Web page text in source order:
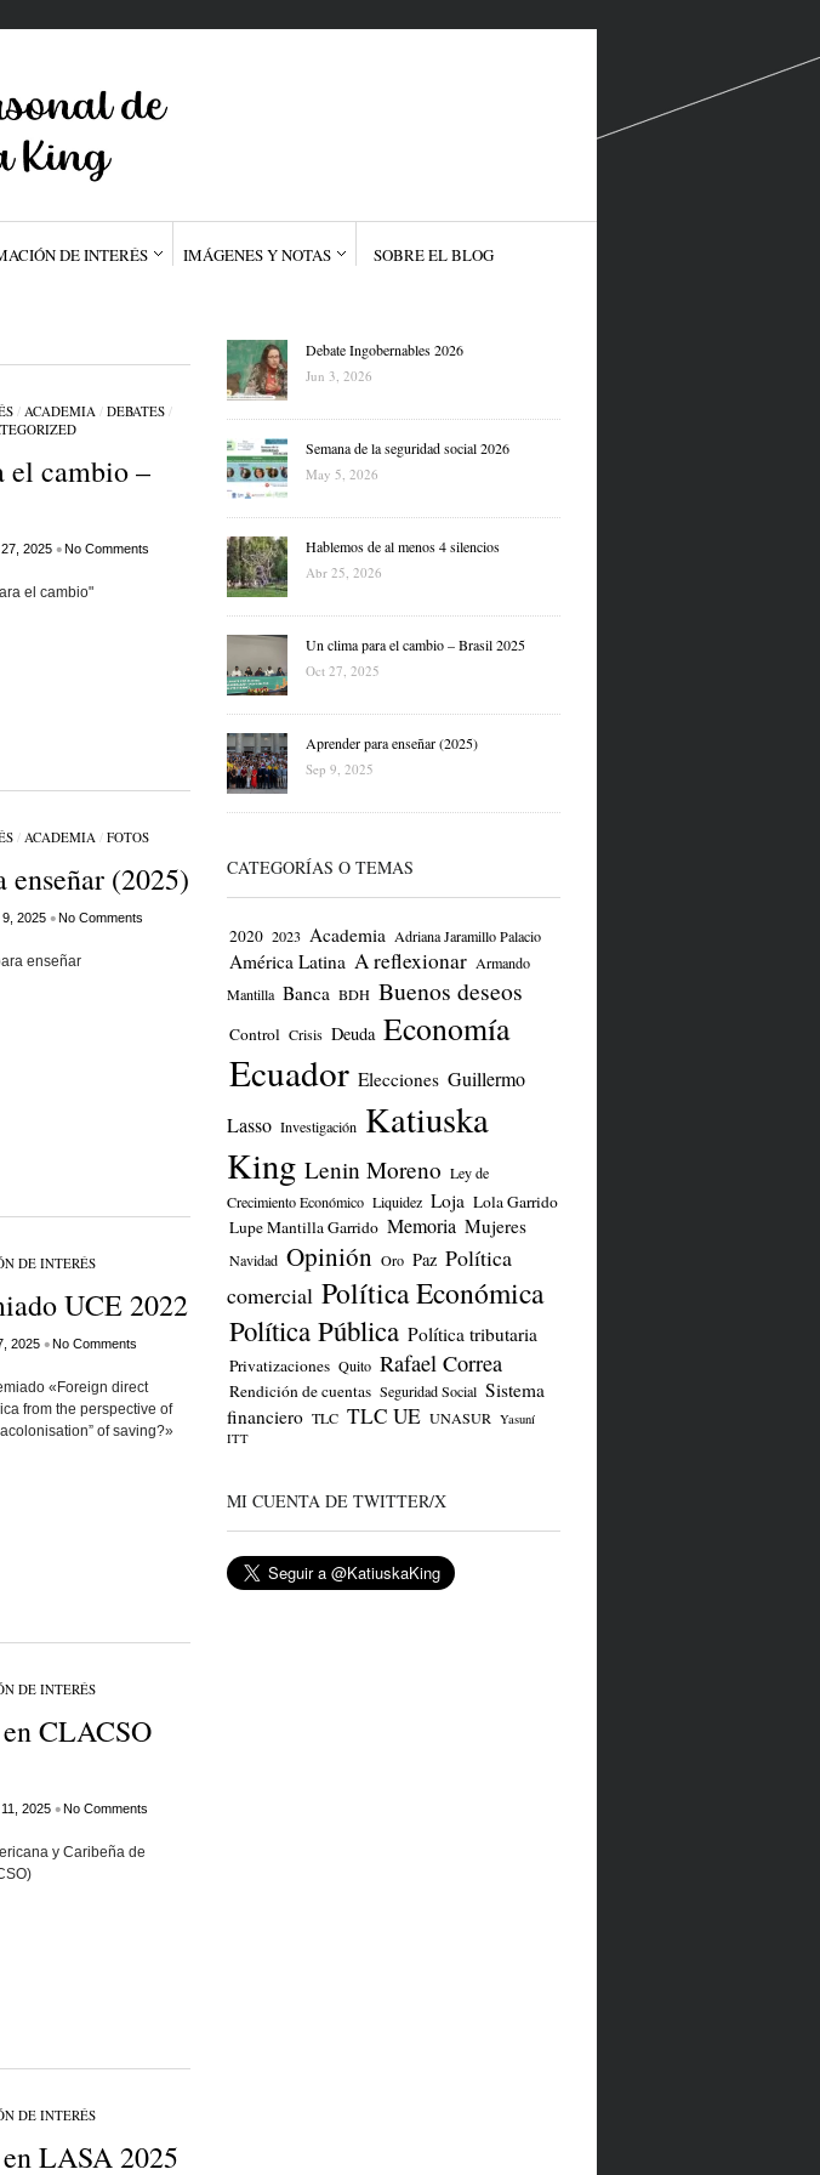
DE INTERÉS IMÁGENES Y NOTAS SOBRE EL BLOG
/ ACADEMIA/ DEBATES/
el cambio –
2025 •No Comments
el cambio"
/ ACADEMIA/ FOTOS
enseñar (2025)
2025 •No Comments
enseñar
DE INTERÉS
UCE 2022
2025 •No Comments
«Foreign direct
from the perspective of
of saving?»
DE INTERÉS
CLACSO
2025 •No Comments
y Caribeña de
DE INTERÉS
LASA 2025
Debate Ingobernables 2026
Jun 3, 2026
Semana de la seguridad social 2026
May 5, 2026
Hablemos de al menos 4 silencios
Abr 25, 2026
Un clima para el cambio – Brasil 2025
Oct 27, 2025
Aprender para enseñar (2025)
Sep 9, 2025
CATEGORÍAS O TEMAS
2020 2023 Academia Adriana Jaramillo Palacio
América Latina A reflexionar Armando
Mantilla Banca BDH Buenos deseos
Control Crisis Deuda Economía
Ecuador Elecciones Guillermo
Lasso Investigación Katiuska
King Lenin Moreno Ley de
Crecimiento Económico Liquidez Loja Lola Garrido
Lupe Mantilla Garrido Memoria Mujeres
Navidad Opinión Oro Paz Política
comercial Política Económica
Política Pública Política tributaria
Privatizaciones Quito Rafael Correa
Rendición de cuentas Seguridad Social Sistema
financiero TLC TLC UE UNASUR Yasuní
ITT
MI CUENTA DE TWITTER/X